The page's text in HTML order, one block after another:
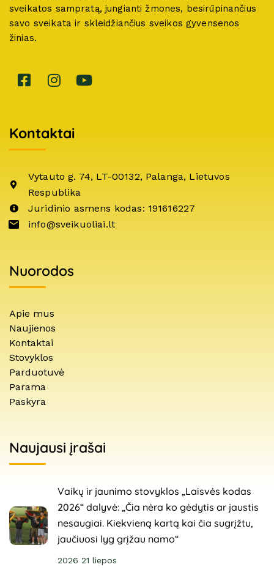
sveikatos sampratą, jungianti žmones, besirūpinančius
savo sveikata ir skleidžiančius sveikos gyvensenos
žinias.
Kontaktai
Vytauto g. 74, LT-00132, Palanga, Lietuvos
Respublika
Juridinio asmens kodas: 191616227
info@sveikuoliai.lt
Nuorodos
Apie mus
Naujienos
Kontaktai
Stovyklos
Parduotuvė
Parama
Paskyra
Naujausi įrašai
Vaikų ir jaunimo stovyklos „Laisvės kodas
2026“ dalyvė: „Čia nėra ko gėdytis ar jaustis
nesaugiai. Kiekvieną kartą kai čia sugrįžtu,
jaučiuosi lyg grįžau namo“
2026 21 liepos